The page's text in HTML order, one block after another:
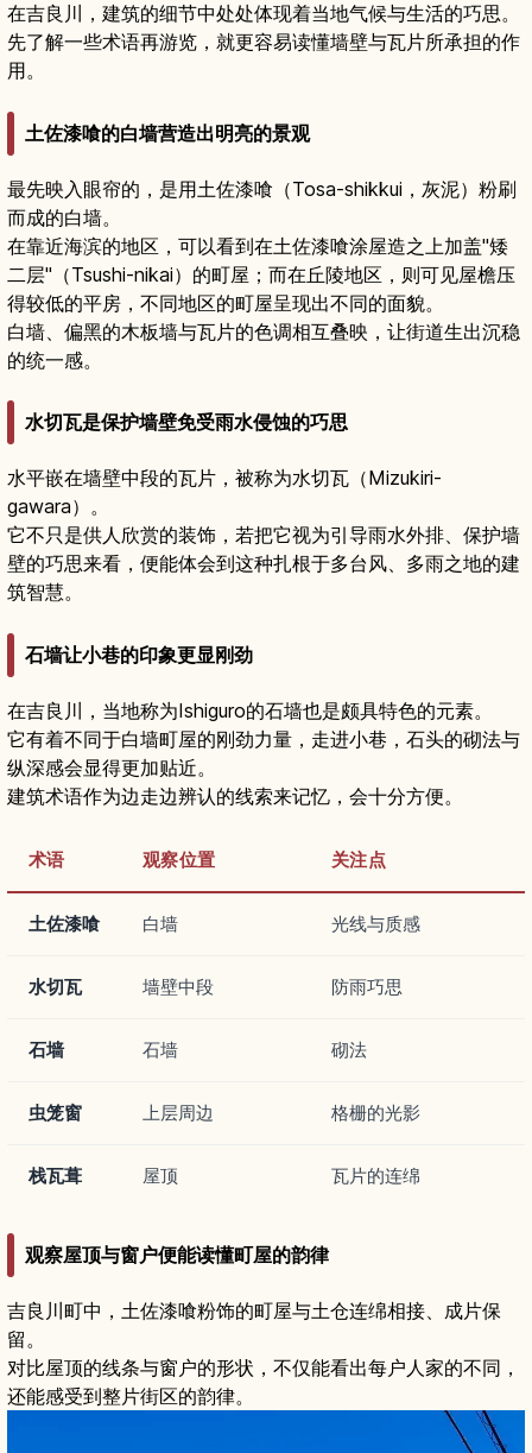
在吉良川，建筑的细节中处处体现着当地气候与生活的巧思。
先了解一些术语再游览，就更容易读懂墙壁与瓦片所承担的作
用。
土佐漆喰的白墙营造出明亮的景观
最先映入眼帘的，是用土佐漆喰（Tosa-shikkui，灰泥）粉刷
而成的白墙。
在靠近海滨的地区，可以看到在土佐漆喰涂屋造之上加盖"矮
二层"（Tsushi-nikai）的町屋；而在丘陵地区，则可见屋檐压
得较低的平房，不同地区的町屋呈现出不同的面貌。
白墙、偏黑的木板墙与瓦片的色调相互叠映，让街道生出沉稳
的统一感。
水切瓦是保护墙壁免受雨水侵蚀的巧思
水平嵌在墙壁中段的瓦片，被称为水切瓦（Mizukiri-
gawara）。
它不只是供人欣赏的装饰，若把它视为引导雨水外排、保护墙
壁的巧思来看，便能体会到这种扎根于多台风、多雨之地的建
筑智慧。
石墙让小巷的印象更显刚劲
在吉良川，当地称为Ishiguro的石墙也是颇具特色的元素。
它有着不同于白墙町屋的刚劲力量，走进小巷，石头的砌法与
纵深感会显得更加贴近。
建筑术语作为边走边辨认的线索来记忆，会十分方便。
术语 观察位置 关注点
土佐漆喰 白墙 光线与质感
水切瓦 墙壁中段 防雨巧思
石墙 石墙 砌法
虫笼窗 上层周边 格栅的光影
栈瓦葺 屋顶 瓦片的连绵
观察屋顶与窗户便能读懂町屋的韵律
吉良川町中，土佐漆喰粉饰的町屋与土仓连绵相接、成片保
留。
对比屋顶的线条与窗户的形状，不仅能看出每户人家的不同，
还能感受到整片街区的韵律。